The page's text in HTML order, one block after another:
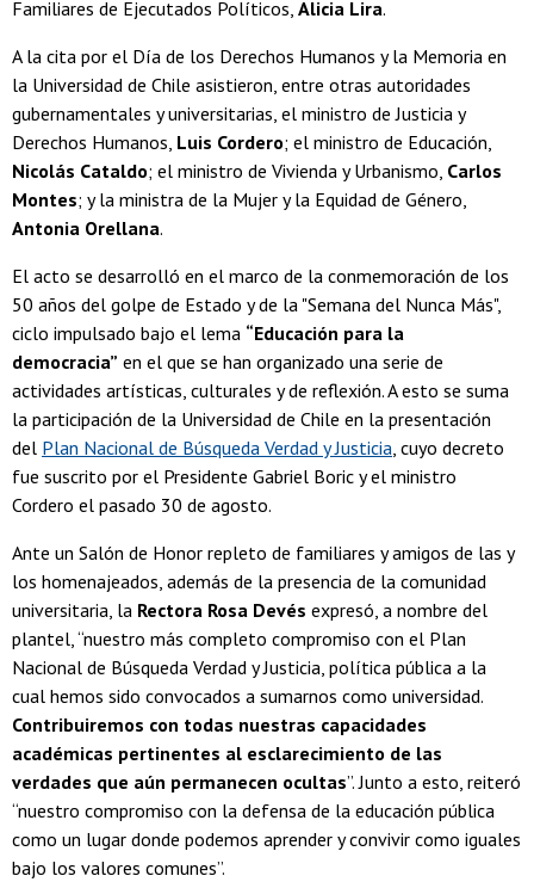
Familiares de Ejecutados Políticos, Alicia Lira.
A la cita por el Día de los Derechos Humanos y la Memoria en
la Universidad de Chile asistieron, entre otras autoridades
gubernamentales y universitarias, el ministro de Justicia y
Derechos Humanos, Luis Cordero; el ministro de Educación,
Nicolás Cataldo; el ministro de Vivienda y Urbanismo, Carlos
Montes; y la ministra de la Mujer y la Equidad de Género,
Antonia Orellana.
El acto se desarrolló en el marco de la conmemoración de los
50 años del golpe de Estado y de la "Semana del Nunca Más",
ciclo impulsado bajo el lema “Educación para la
democracia” en el que se han organizado una serie de
actividades artísticas, culturales y de reflexión. A esto se suma
la participación de la Universidad de Chile en la presentación
del Plan Nacional de Búsqueda Verdad y Justicia, cuyo decreto
fue suscrito por el Presidente Gabriel Boric y el ministro
Cordero el pasado 30 de agosto.
Ante un Salón de Honor repleto de familiares y amigos de las y
los homenajeados, además de la presencia de la comunidad
universitaria, la Rectora Rosa Devés expresó, a nombre del
plantel, “nuestro más completo compromiso con el Plan
Nacional de Búsqueda Verdad y Justicia, política pública a la
cual hemos sido convocados a sumarnos como universidad.
Contribuiremos con todas nuestras capacidades
académicas pertinentes al esclarecimiento de las
verdades que aún permanecen ocultas”. Junto a esto, reiteró
“nuestro compromiso con la defensa de la educación pública
como un lugar donde podemos aprender y convivir como iguales
bajo los valores comunes”.